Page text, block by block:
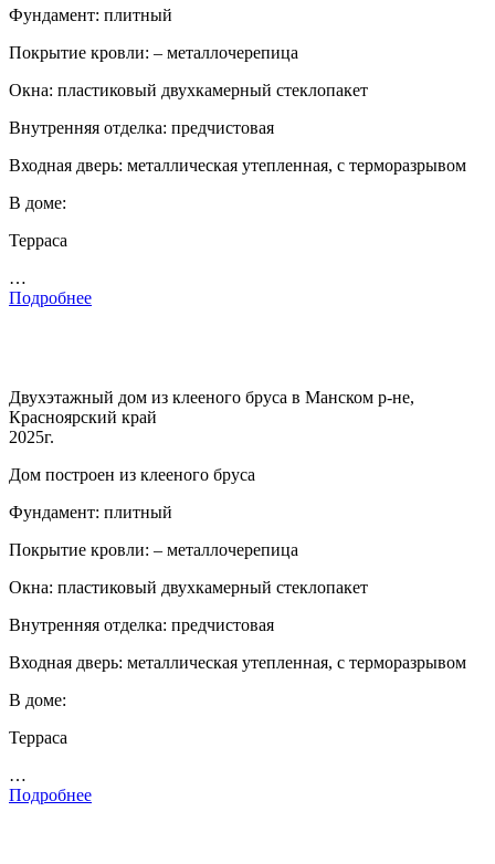
Фундамент: плитный
Покрытие кровли: – металлочерепица
Окна: пластиковый двухкамерный стеклопакет
Внутренняя отделка: предчистовая
Входная дверь: металлическая утепленная, с терморазрывом
В доме:
Терраса
…
Подробнее
Двухэтажный дом из клееного бруса в Манском р-не,
Красноярский край
2025г.
Дом построен из клееного бруса
Фундамент: плитный
Покрытие кровли: – металлочерепица
Окна: пластиковый двухкамерный стеклопакет
Внутренняя отделка: предчистовая
Входная дверь: металлическая утепленная, с терморазрывом
В доме:
Терраса
…
Подробнее